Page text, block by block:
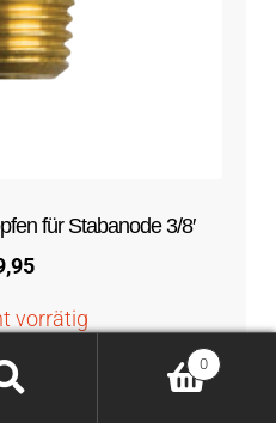
für Stabanode 3/8′
vorrätig
0